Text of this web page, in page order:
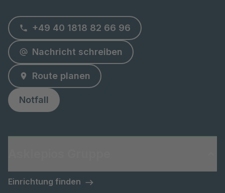
+49 40 1818 82 66 96
Nachricht schreiben
Route planen
Notfall
Einrichtung finden